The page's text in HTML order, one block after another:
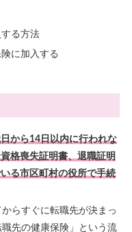
る方法
に加入する
から14日以内に行われな
格喪失証明書、退職証明
る市区町村の役所で手続
らすぐに転職先が決まっ
先の健康保険」という流